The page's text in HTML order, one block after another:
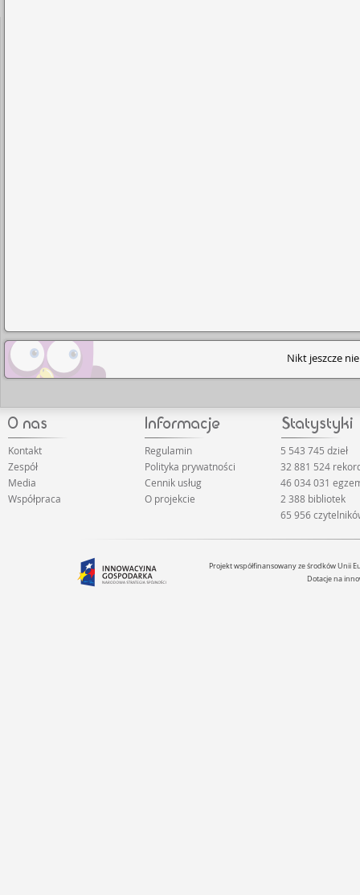
Nikt jeszcze
Kontakt
Zespół
Media
Współpraca
Regulamin
Polityka prywatności
Cennik usług
O projekcie
5 543 745 dzieł
32 881 524
46 034 031
2 388 bibliotek
65 956
Projekt współfinansowany ze środków Unii
Dotacje na